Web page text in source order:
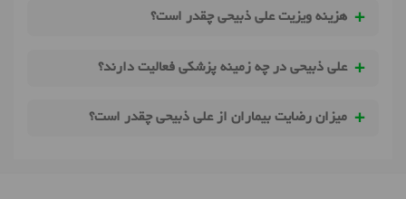
هزینه ویزیت علی ذبیحی چقدر است؟
علی ذبیحی در چه زمینه پزشکی فعالیت دارند؟
میزان رضایت بیماران از علی ذبیحی چقدر است؟